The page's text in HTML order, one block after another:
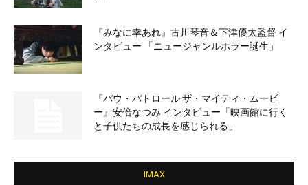
『みなに幸あれ』古川琴音＆下津優太監督 イ
ンタビュー 「ニュージャンルホラー誕生」
『パウ・パトロール ザ・マイティ・ムービ
ー』安倍なつみ インタビュー「映画館に行く
と子供たちの成長を感じられる」
IMAX